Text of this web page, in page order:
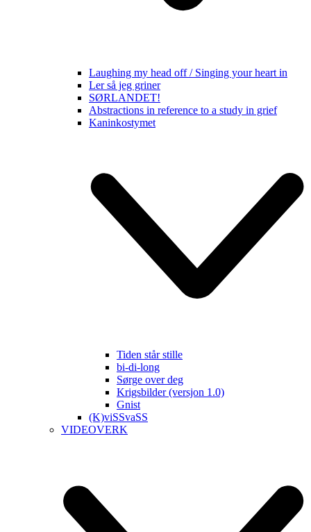
Laughing my head off / Singing your heart in
Ler så jeg griner
SØRLANDET!
Abstractions in reference to a study in grief
Kaninkostymet
Tiden står stille
bi-di-long
Sørge over deg
Krigsbilder (versjon 1.0)
Gnist
(K)viSSvaSS
VIDEOVERK